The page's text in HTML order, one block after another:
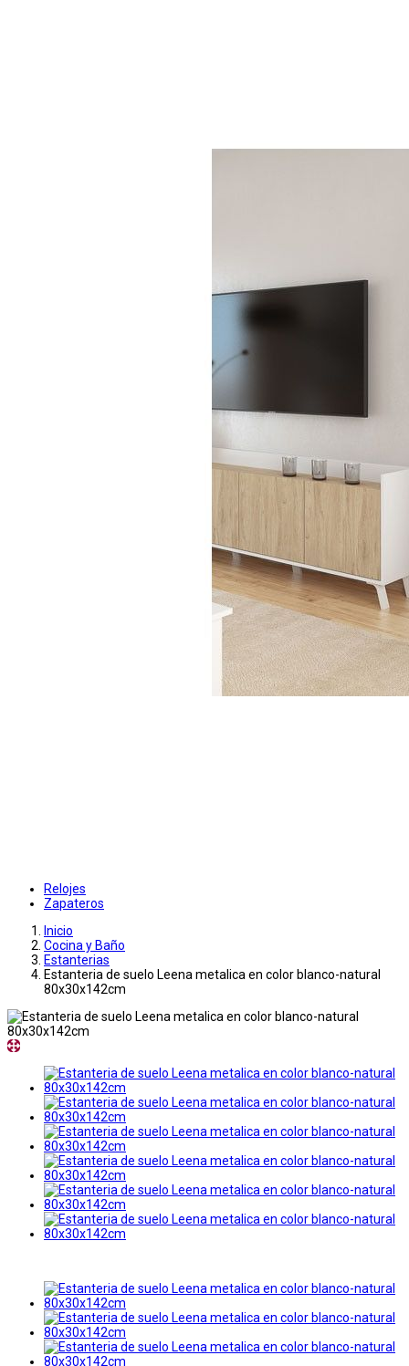
Relojes
Zapateros
Inicio
Cocina y Baño
Estanterias
Estanteria de suelo Leena metalica en color blanco-natural
80x30x142cm